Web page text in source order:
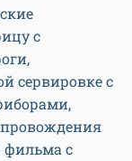
с
сервировке с
фильма с